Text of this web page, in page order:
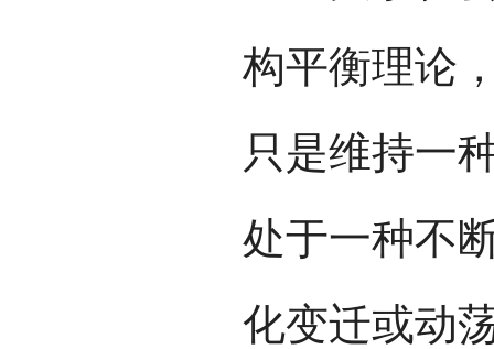
构平衡理论
只是维持一
处于一种不
化变迁或动